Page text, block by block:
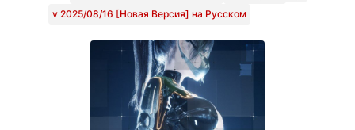
v 2025/08/16 [Новая Версия] на Русском